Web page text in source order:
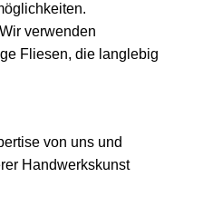
Wir verwenden
Fliesen, die langlebig
von uns und
Handwerkskunst